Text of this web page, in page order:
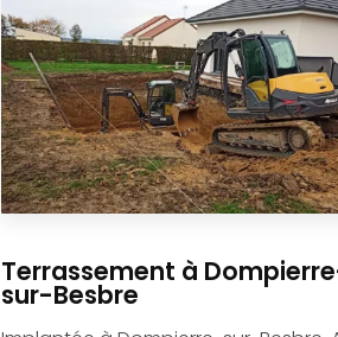
Terrassement à
sur-Besbre